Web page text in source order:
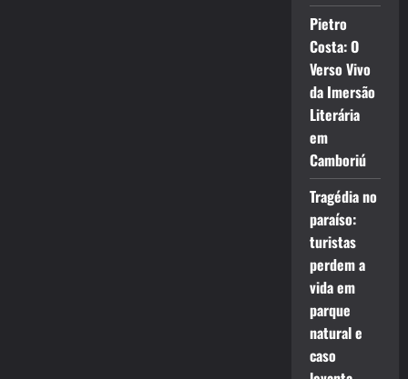
Pietro
Costa: O
Verso Vivo
da Imersão
Literária
em
Camboriú
Tragédia no
paraíso:
turistas
perdem a
vida em
parque
natural e
caso